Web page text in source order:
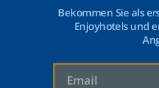
Bekommen Sie als
Enjoyhotels und